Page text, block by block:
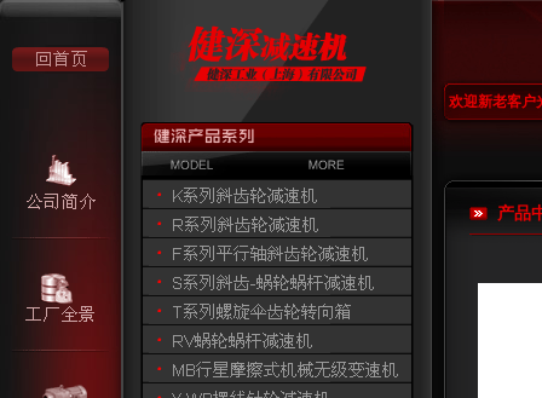
欢迎新老客户
产品